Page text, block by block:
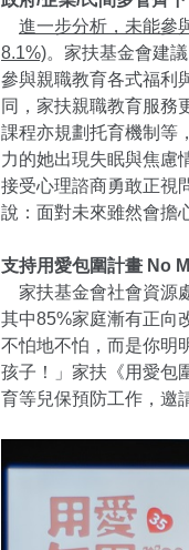
進一步分析，未能參
8.1%)。家扶基金會建
參與親職教育各式福利
同，家扶親職教育服務
課程亦規劃托育機制等
力的她出現失眠與焦慮
接受心理諮商勇敢正視
說：面對未來雖然會擔
支持用愛包圍計畫 No
家扶基金會社會資源
其中85%家庭漸有正向
不怕地不怕，而是你明
孩子！」家扶《用愛包
育等兒保預防工作，邀